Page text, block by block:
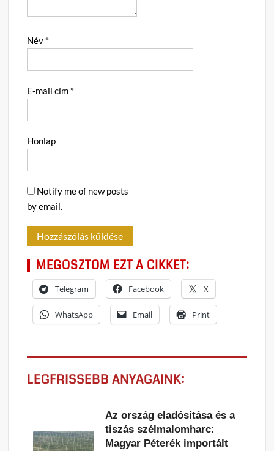
Név *
E-mail cím *
Honlap
Notify me of new posts
by email.
MEGOSZTOM EZT A CIKKET:
Telegram Facebook X
WhatsApp Email Print
LEGFRISSEBB ANYAGAINK:
Az ország eladósítása és a
tiszás szélmalomharc:
Magyar Péterék importált